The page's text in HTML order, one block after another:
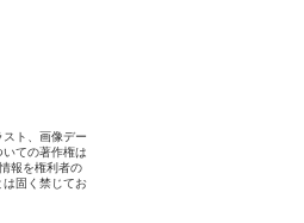
ト、画像デー
ての著作権は
報を権利者の
は固く禁じてお